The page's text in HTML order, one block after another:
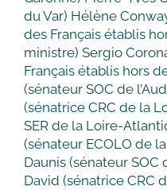
du Var) Hélène
des Français établis
ministre) Sergio
Français établis hors
(sénateur SOC de
(sénatrice CRC de la
SER de la Loire-
(sénateur ECOLO de
Daunis (sénateur
David (sénatrice CRC